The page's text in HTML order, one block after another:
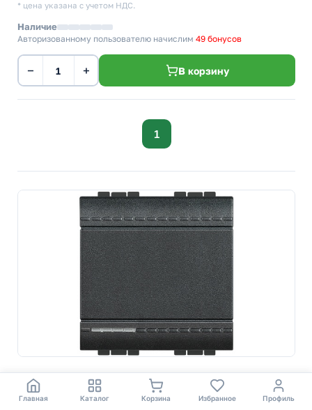
* цена указана с учетом НДС.
Наличие
Авторизованному пользователю начислим 49 бонусов
− + В корзину
1
Главная Каталог Корзина Избранное Профиль